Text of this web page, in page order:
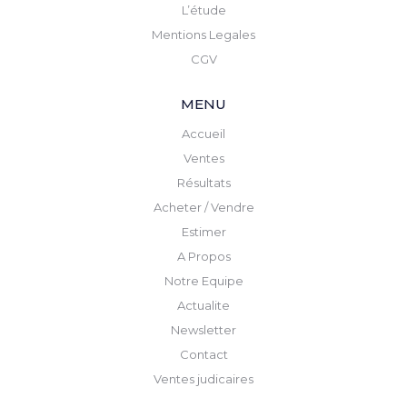
L’étude
Mentions Legales
CGV
MENU
Accueil
Ventes
Résultats
Acheter / Vendre
Estimer
A Propos
Notre Equipe
Actualite
Newsletter
Contact
Ventes judicaires